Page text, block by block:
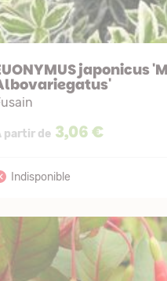
japonicus
partir de 3,06 €